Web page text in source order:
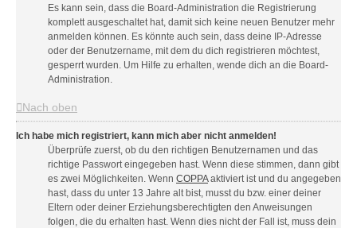
Es kann sein, dass die Board-Administration die Registrierung
komplett ausgeschaltet hat, damit sich keine neuen Benutzer mehr
anmelden können. Es könnte auch sein, dass deine IP-Adresse
oder der Benutzername, mit dem du dich registrieren möchtest,
gesperrt wurden. Um Hilfe zu erhalten, wende dich an die Board-
Administration.
Nach oben
Ich habe mich registriert, kann mich aber nicht anmelden!
Überprüfe zuerst, ob du den richtigen Benutzernamen und das
richtige Passwort eingegeben hast. Wenn diese stimmen, dann gibt
es zwei Möglichkeiten. Wenn COPPAaktiviert ist und du angegeben
hast, dass du unter 13 Jahre alt bist, musst du bzw. einer deiner
Eltern oder deiner Erziehungsberechtigten den Anweisungen
folgen, die du erhalten hast. Wenn dies nicht der Fall ist, muss dein